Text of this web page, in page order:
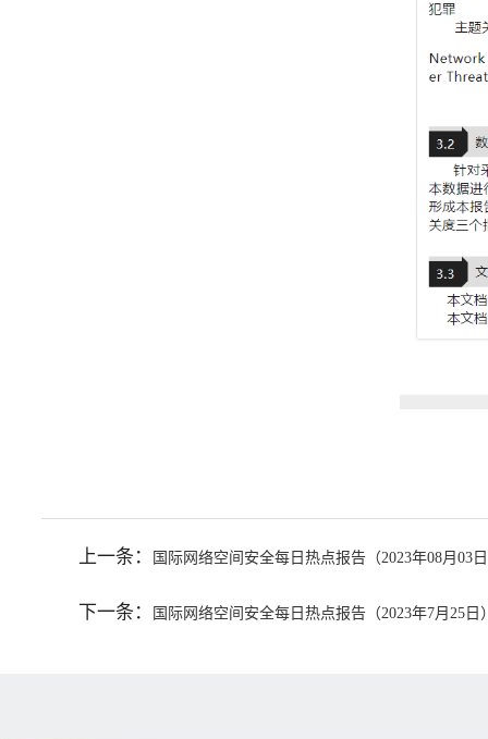
上一条： 国际网络空间安全每日热点报告（2023年08月03
下一条： 国际网络空间安全每日热点报告（2023年7月25日